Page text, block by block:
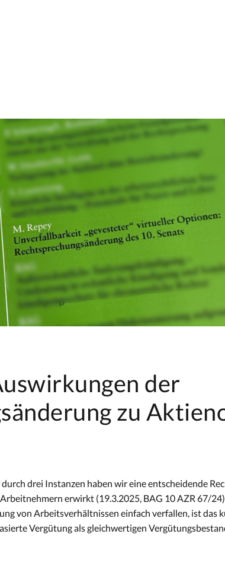
der
zu
drei Instanzen haben wir eine entscheidende
erwirkt (19.3.2025, BAG 10 AZR 67/
von Arbeitsverhältnissen einfach verfallen, ist das
Vergütung als gleichwertigen